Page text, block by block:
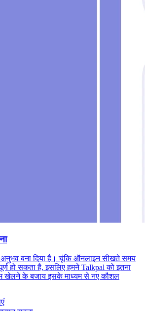
बना दिया है। चूंकि ऑनलाइन सीखते समय
हो सकता है, इसलिए हमने Talkpal को इतना
खेलने के बजाय इसके माध्यम से नए कौशल